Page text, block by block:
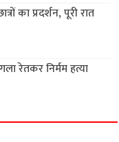
का प्रदर्शन, पूरी रात
रेतकर निर्मम हत्या